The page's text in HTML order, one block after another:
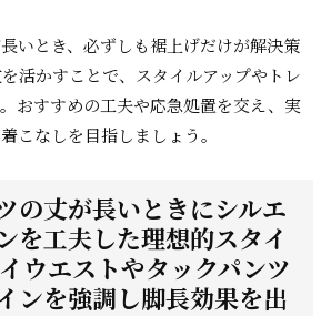
いとき、必ずしも裾上げだけが解決策
活かすことで、スタイルアップやトレ
おすすめの工夫や応急処置を交え、実
こなしを目指しましょう。
の丈が長いときにシルエ
を工夫した理想的スタイ
ウエストやタックパンツ
ンを強調し脚長効果を出